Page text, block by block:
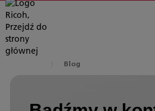
Blog